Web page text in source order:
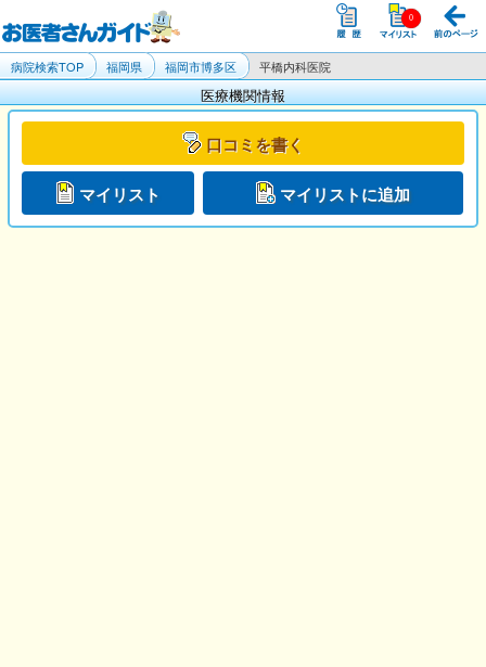
病院検索TOP 福岡県 福岡市博多区 平橋内科医院
医療機関情報
口コミを書く
マイリスト マイリストに追加